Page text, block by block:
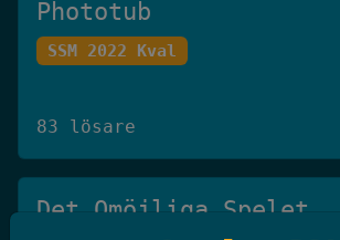
Phototub
SSM 2022 Kval
83 lösare
Det Omöjliga Spelet